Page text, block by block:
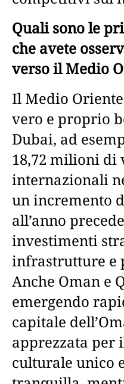
Quali sono le
che avete
verso il Medio
Il Medio
vero e proprio
Dubai, ad
18,72 milioni
internazionali
un incremento
all’anno
investimenti
infrastrutture e
Anche Oman e
emergendo
capitale
apprezzata per
culturale unico